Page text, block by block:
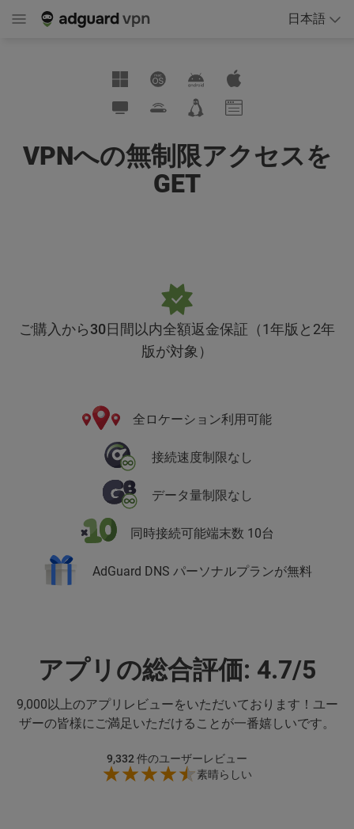
日本語
VPNへの無制限アクセスを
GET
ご購入から30日間以内全額返金保証 （1年版と2年
版が対象）
全ロケーション利用可能
接続速度制限なし
データ量制限なし
同時接続可能端末数 10台
AdGuard DNS パーソナルプランが無料
アプリの総合評価: 4.7/5
9,000以上のアプリレビューをいただいております！ユー
ザーの皆様にご満足いただけることが一番嬉しいです。
9,332 件のユーザーレビュー
素晴らしい